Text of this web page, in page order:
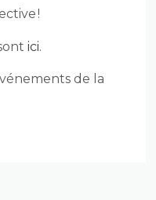
!
ici.
de la